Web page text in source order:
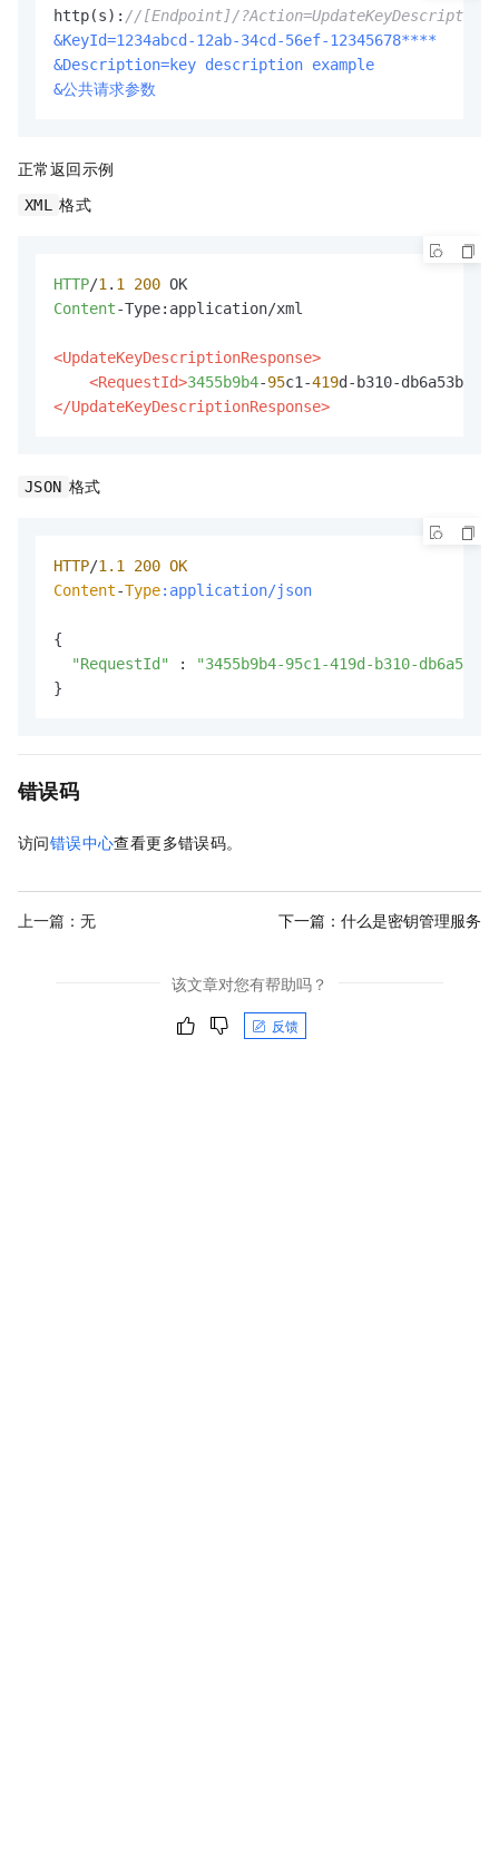
http(s): //[Endpoint]/?Action=UpdateKeyDescription
&KeyId=1234abcd-12ab-34cd-56ef-12345678****
&Description=key description example
&公共请求参数
正常返回示例
XML 格式
HTTP/1 . 1 200
Content-Type:application/xml
<UpdateKeyDescriptionResponse>
<RequestId>3455b9b4-95c1-419
</UpdateKeyDescriptionResponse>
JSON 格式
HTTP/1.1 200 OK
Content-Type:application/json
{
"RequestId"
:
"3455b9b4-95c1-419d-b310-
}
错误码
访问错误中心查看更多错误码。
上一篇：无 下一篇： 什么是密钥管理服务
该文章对您有帮助吗？
反馈